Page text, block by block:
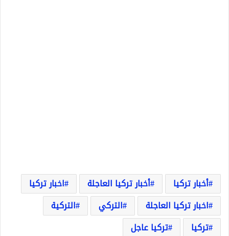
أخبار تركيا أخبار تركيا العاجلة
اخبار تركيا
اخبار تركيا العاجلة
التركي
التركية
تركيا
تركيا عاجل